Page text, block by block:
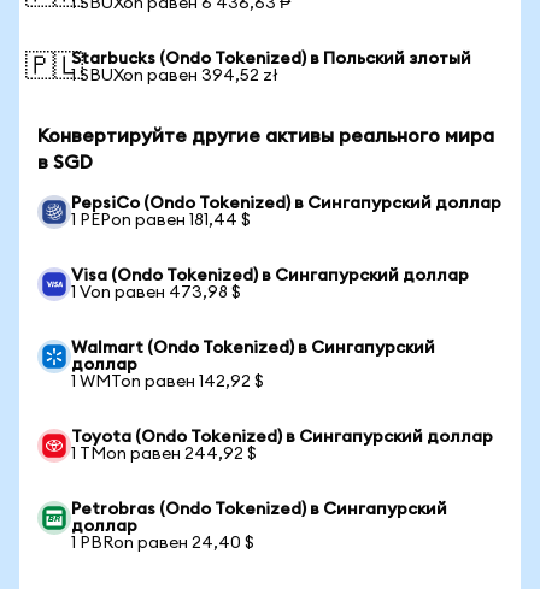
1 SBUXon равен 6 436,63 ₱
🇵🇱Starbucks (Ondo Tokenized) в Польский злотый
1 SBUXon равен 394,52 zł
Конвертируйте другие активы реального мира
в SGD
PepsiCo (Ondo Tokenized) в Сингапурский доллар
1 PEPon равен 181,44 $
Visa (Ondo Tokenized) в Сингапурский доллар
1 Von равен 473,98 $
Walmart (Ondo Tokenized) в Сингапурский
доллар
1 WMTon равен 142,92 $
Toyota (Ondo Tokenized) в Сингапурский доллар
1 TMon равен 244,92 $
Petrobras (Ondo Tokenized) в Сингапурский
доллар
1 PBRon равен 24,40 $